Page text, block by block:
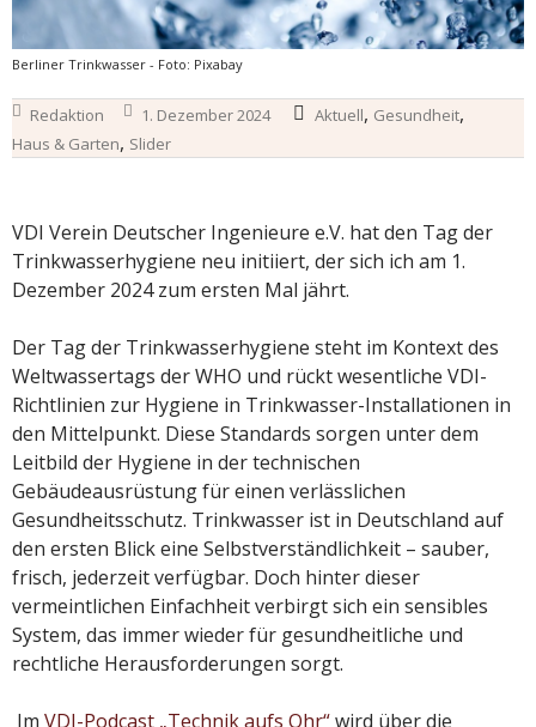
Berliner Trinkwasser - Foto: Pixabay
Redaktion 1. Dezember 2024 Aktuell, Gesundheit,
Haus & Garten, Slider
VDI Verein Deutscher Ingenieure e.V. hat den Tag der
Trinkwasserhygiene neu initiiert, der sich ich am 1.
Dezember 2024 zum ersten Mal jährt.
Der Tag der Trinkwasserhygiene steht im Kontext des
Weltwassertags der WHO und rückt wesentliche VDI-
Richtlinien zur Hygiene in Trinkwasser-Installationen in
den Mittelpunkt. Diese Standards sorgen unter dem
Leitbild der Hygiene in der technischen
Gebäudeausrüstung für einen verlässlichen
Gesundheitsschutz. Trinkwasser ist in Deutschland auf
den ersten Blick eine Selbstverständlichkeit – sauber,
frisch, jederzeit verfügbar. Doch hinter dieser
vermeintlichen Einfachheit verbirgt sich ein sensibles
System, das immer wieder für gesundheitliche und
rechtliche Herausforderungen sorgt.
Im VDI-Podcast „Technik aufs Ohr“wird über die